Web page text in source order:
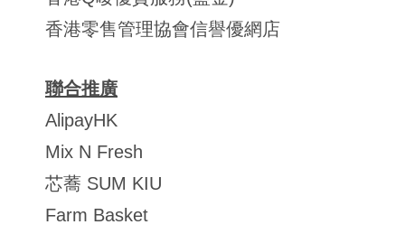
香港零售管理協會信譽優網店
聯合推廣
AlipayHK
Mix N Fresh
芯蕎 SUM KIU
Farm Basket